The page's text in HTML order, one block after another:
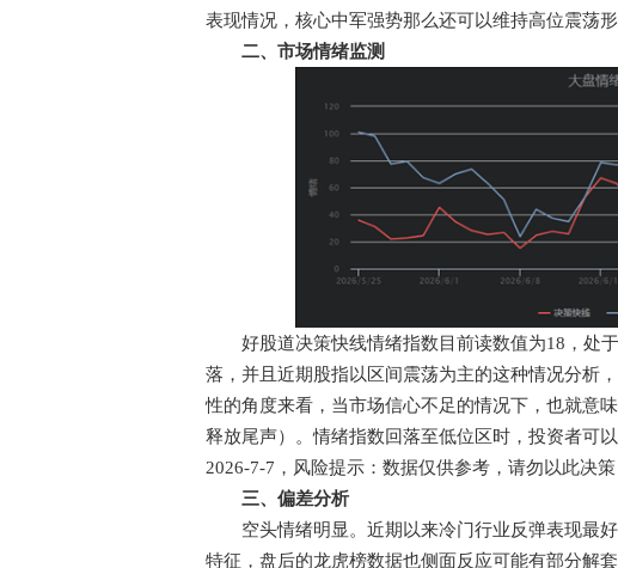
表现情况，核心中军强势那么还可以维持高位震荡
二、市场情绪监测
好股道决策快线情绪指数目前读数值为18，处于
落，并且近期股指以区间震荡为主的这种情况分析
性的角度来看，当市场信心不足的情况下，也就意
释放尾声）。情绪指数回落至低位区时，投资者可
2026-7-7，风险提示：数据仅供参考，请勿以此决策
三、偏差分析
空头情绪明显。近期以来冷门行业反弹表现最好
特征，盘后的龙虎榜数据也侧面反应可能有部分解